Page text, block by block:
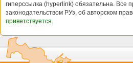
гиперссылка (hyperlink) обязательна. Все
законодательством РУз, об авторском
приветствуется.